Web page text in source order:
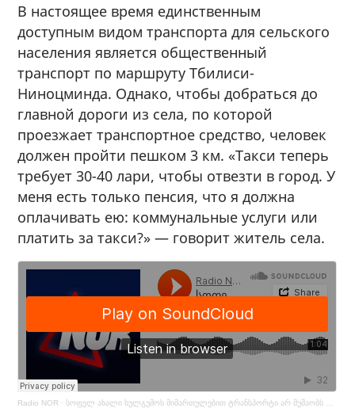
В настоящее время единственным
доступным видом транспорта для сельского
населения является общественный
транспорт по маршруту Тбилиси-
Ниноцминда. Однако, чтобы добраться до
главной дороги из села, по которой
проезжает транспортное средство, человек
должен пройти пешком 3 км. «Такси теперь
требует 30-40 лари, чтобы отвезти в город. У
меня есть только пенсия, что я должна
оплачивать ею: коммунальные услуги или
платить за такси?» — говорит житель села.
Radio NOR · სოფელ ახალი ხულგუმოს მიმართულებით ტრანსპორტი არ მუშაობს — მოსახლეობა რთულ ვითარებაშია